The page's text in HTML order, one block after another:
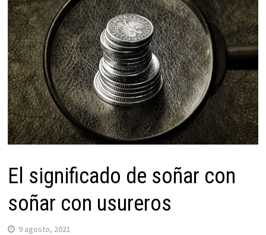
El significado de soñar con
soñar con usureros
9 agosto, 2021